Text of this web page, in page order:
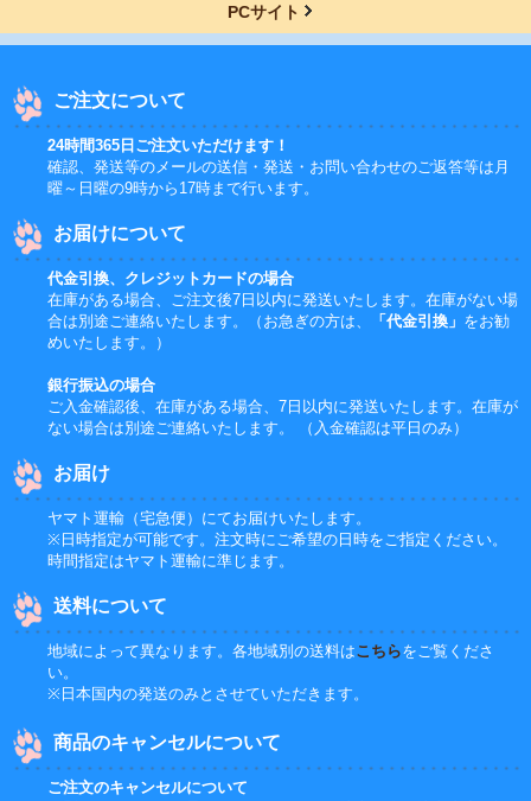
PCサイト
ご注文について
24時間365日ご注文いただけます！
確認、発送等のメールの送信・発送・お問い合わせのご返答等は月
曜～日曜の9時から17時まで行います。
お届けについて
代金引換、クレジットカードの場合
在庫がある場合、ご注文後7日以内に発送いたします。在庫がない場
合は別途ご連絡いたします。（お急ぎの方は、
「代金引換」 をお勧
めいたします。）
銀行振込の場合
ご入金確認後、在庫がある場合、7日以内に発送いたします。在庫が
ない場合は別途ご連絡いたします。 （入金確認は平日のみ）
お届け
ヤマト運輸（宅急便）にてお届けいたします。
※日時指定が可能です。注文時にご希望の日時をご指定ください。
時間指定はヤマト運輸に準じます。
送料について
地域によって異なります。各地域別の送料はこちらをご覧くださ
い。
※日本国内の発送のみとさせていただきます。
商品のキャンセルについて
ご注文のキャンセルについて